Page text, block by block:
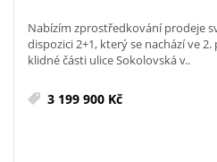
Nabízím zprostředkování prodeje
dispozici 2+1, který se nachází ve
klidné části ulice Sokolovská v..
3 199 900 Kč